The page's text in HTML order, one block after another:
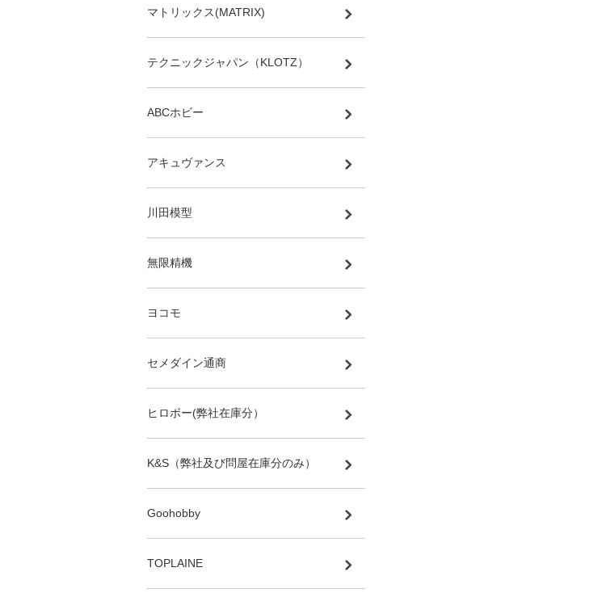
マトリックス(MATRIX)
テクニックジャパン（KLOTZ）
ABCホビー
アキュヴァンス
川田模型
無限精機
ヨコモ
セメダイン通商
ヒロボー(弊社在庫分）
K&S（弊社及び問屋在庫分のみ）
Goohobby
TOPLAINE